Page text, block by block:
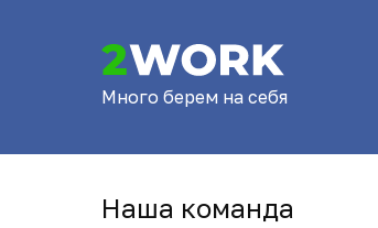
Наша команда
Много берем на себя